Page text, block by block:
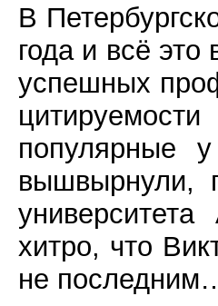
В
года и всё
успешных
популярные
вышвырнули,
хитро, что
не